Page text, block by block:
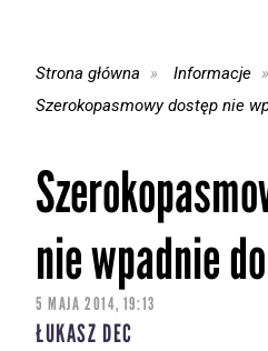
Strona główna
Informacje
Szerokopasmowy dostęp nie
nie wpadnie
5 MAJA 2014, 19:13
ŁUKASZ DEC